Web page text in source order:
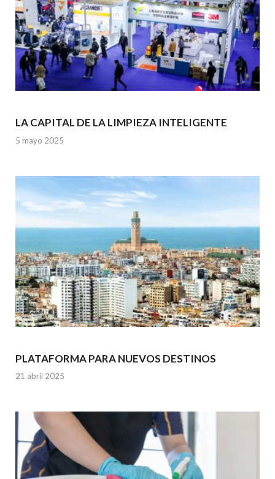
LA CAPITAL DE LA LIMPIEZA INTELIGENTE
5 mayo 2025
PLATAFORMA PARA NUEVOS DESTINOS
21 abril 2025